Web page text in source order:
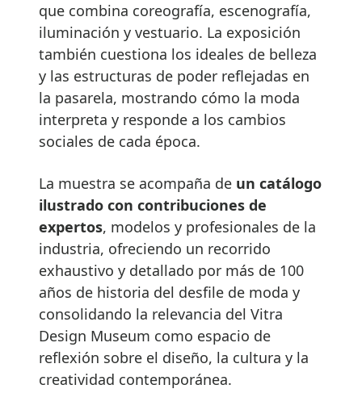
que combina coreografía, escenografía,
iluminación y vestuario. La exposición
también cuestiona los ideales de belleza
y las estructuras de poder reflejadas en
la pasarela, mostrando cómo la moda
interpreta y responde a los cambios
sociales de cada época.
La muestra se acompaña de un catálogo
ilustrado con contribuciones de
expertos, modelos y profesionales de la
industria, ofreciendo un recorrido
exhaustivo y detallado por más de 100
años de historia del desfile de moda y
consolidando la relevancia del Vitra
Design Museum como espacio de
reflexión sobre el diseño, la cultura y la
creatividad contemporánea.